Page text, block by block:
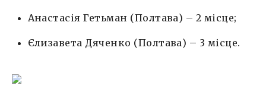
Анастасія Гетьман (Полтава) – 2 місце;
Єлизавета Дяченко (Полтава) – 3 місце.